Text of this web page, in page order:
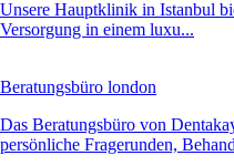
Unsere Hauptklinik in Istanbul
Versorgung in einem luxu...
Beratungsbüro london
Das Beratungsbüro von
persönliche Fragerunden,